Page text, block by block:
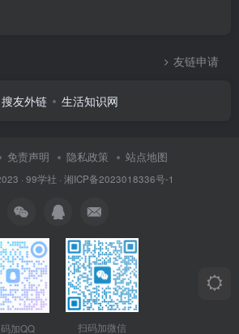
友链申请
搜友外链 生活知识网
免责声明 隐私政策 站点地图
· 99学社 · 湘ICP备2023018336号-1
加QQ 扫码加微信